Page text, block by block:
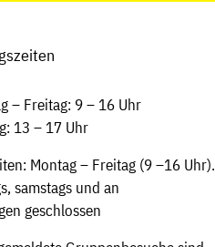
– Freitag: 9 – 16 Uhr
13 – 17 Uhr
Montag – Freitag (9 –16 Uhr).
samstags und an
geschlossen